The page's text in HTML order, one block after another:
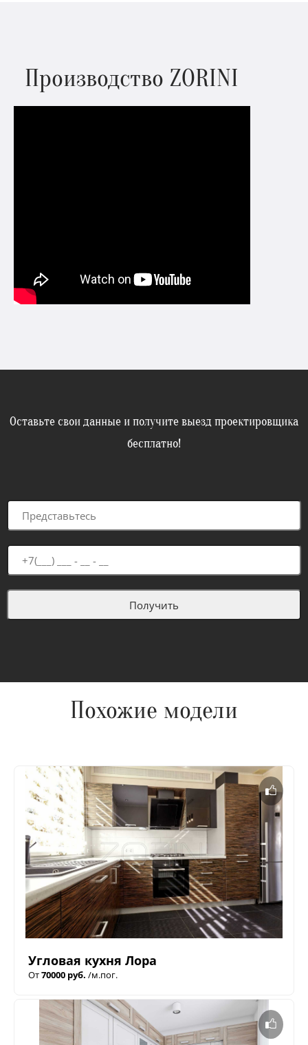
Производство ZORINI
Оставьте свои данные и получите выезд проектировщика
бесплатно!
Похожие модели
Угловая кухня Лора
От70000 руб. /м.пог.